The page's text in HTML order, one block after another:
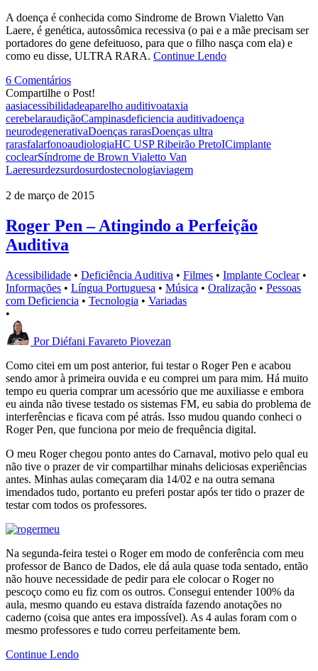
A doença é conhecida como Sindrome de Brown Vialetto Van
Laere, é genética, autossômica recessiva (o pai e a mãe precisam ser
portadores do gene defeituoso, para que o filho nasça com ela) e
como eu disse, ULTRA RARA. Continue Lendo
6 Comentários
Compartilhe o Post!
aasiacessibilidadeaparelho auditivoataxia
cerebelaraudiçãoCampinasdeficiencia auditivadoença
neurodegenerativaDoenças rarasDoenças ultra
rarasfalarfonoaudiologiaHC USP Ribeirão PretoICimplante
coclearSíndrome de Brown Vialetto Van
Laeresurdezsurdosurdostecnologiaviagem
2 de março de 2015
Roger Pen – Atingindo a Perfeição
Auditiva
Acessibilidade • Deficiência Auditiva • Filmes • Implante Coclear •
Informações • Língua Portuguesa • Música • Oralização • Pessoas
com Deficiencia • Tecnologia • Variadas
•
Por Diéfani Favareto Piovezan
Como citei em um post anterior, fui testar o Roger Pen e acabou
sendo amor à primeira ouvida e eu comprei um para mim. Há muito
tempo eu queria comprar um acessório que me auxiliasse e embora
eu ainda não tivese testado os sistemas FM, eu sabia do problema de
interferências e ficava com pé atrás. Isso mudou quando conheci o
Roger Pen, que funciona por meio de frequência digital.
O meu Roger chegou ponto antes do Carnaval, motivo pelo qual eu
não tive o prazer de vir compartilhar minahs deliciosas experiências
antes. Minhas aulas começaram dia 14/02 e na outra semana
imendados tudo, portanto eu preferi postar após ter tido o prazer de
testar com todos os professores.
Na segunda-feira testei o Roger em modo de conferência com meu
professor de Banco de Dados, ele dá aula quase toda sentado, então
não houve necessidade de pedir para ele colocar o Roger no
pescoço como eu fiz com os outros. Consegui entender 100% da
aula, mesmo quando eu estava distraída fazendo anotações no
caderno (coisa que antes era impossível). As 4 aulas foram com o
mesmo professores e tudo correu perfeitamente bem.
Continue Lendo